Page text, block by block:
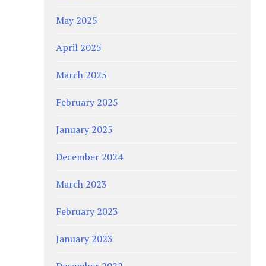
May 2025
April 2025
March 2025
February 2025
January 2025
December 2024
March 2023
February 2023
January 2023